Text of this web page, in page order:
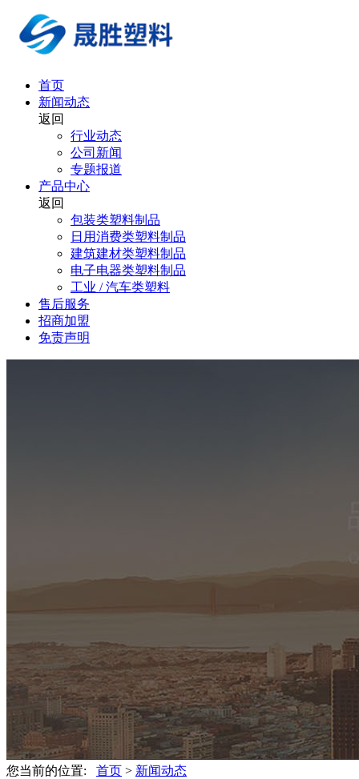
首页
新闻动态
返回
行业动态
公司新闻
专题报道
产品中心
返回
包装类塑料制品
日用消费类塑料制品
建筑建材类塑料制品
电子电器类塑料制品
工业 / 汽车类塑料
售后服务
招商加盟
免责声明
您当前的位置: 首页 > 新闻动态